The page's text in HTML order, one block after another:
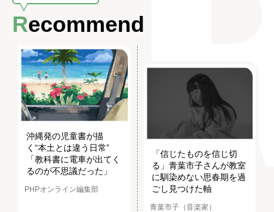
Recommend
沖縄発の児童書が描
く“本土とは違う日常”
「教科書に電車が出てく
るのが不思議だった」
PHPオンライン編集部
「信じたものを信じ切
る」青葉市子さんが教室
に馴染めない思春期を過
ごし見つけた軸
青葉市子（音楽家）